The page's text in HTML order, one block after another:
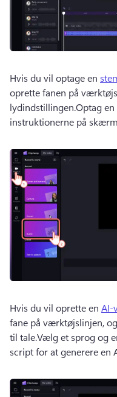
Hvis du vil optage en
oprette fanen på
lydindstillingen.Optag
instruktionerne på
Hvis du vil oprette en AI-
fane på værktøjslinjen,
til tale.Vælg et sprog og
script for at generere en